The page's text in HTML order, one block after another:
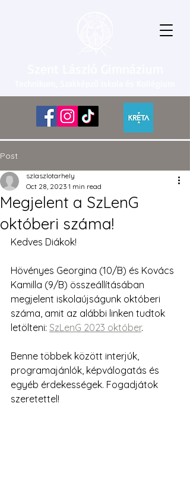
Post
Megjelent a SzLenG
októberi száma!
szlaszlotarhely
Oct 28, 2023 1 min read
Kedves Diákok!
Hövényes Georgina (10/B) és Kovács
Kamilla (9/B) összeállításában
megjelent iskolaújságunk októberi
száma, amit az alábbi linken tudtok
letölteni: SzLenG 2023 október.
Benne többek között interjúk,
programajánlók, képválogatás és
egyéb érdekességek. Fogadjátok
szeretettel!